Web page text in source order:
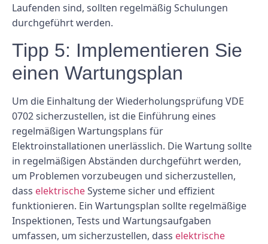
Laufenden sind, sollten regelmäßig Schulungen
durchgeführt werden.
Tipp 5: Implementieren Sie
einen Wartungsplan
Um die Einhaltung der Wiederholungsprüfung VDE
0702 sicherzustellen, ist die Einführung eines
regelmäßigen Wartungsplans für
Elektroinstallationen unerlässlich. Die Wartung sollte
in regelmäßigen Abständen durchgeführt werden,
um Problemen vorzubeugen und sicherzustellen,
dass elektrischeSysteme sicher und effizient
funktionieren. Ein Wartungsplan sollte regelmäßige
Inspektionen, Tests und Wartungsaufgaben
umfassen, um sicherzustellen, dass elektrische